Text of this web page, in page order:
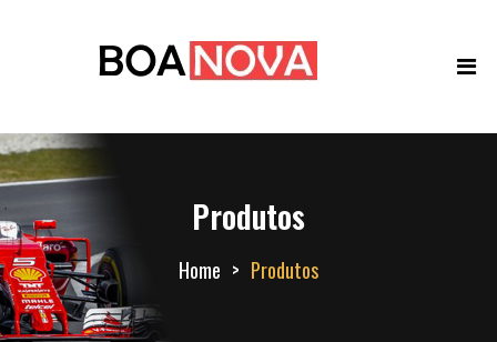
Produtos
Home Produtos